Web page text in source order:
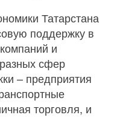
Татарстана
поддержку в
и
сфер
– предприятия
торговля, и